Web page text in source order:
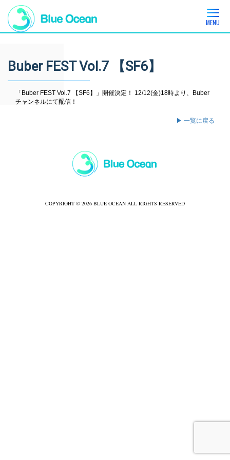
MENU
Buber FEST Vol.7 【SF6】
「Buber FEST Vol.7 【SF6】」開催決定！ 12/12(金)18時より、Buber
チャンネルにて配信！
▶ 一覧に戻る
COPYRIGHT © 2026 BLUE OCEAN ALL RIGHTS RESERVED